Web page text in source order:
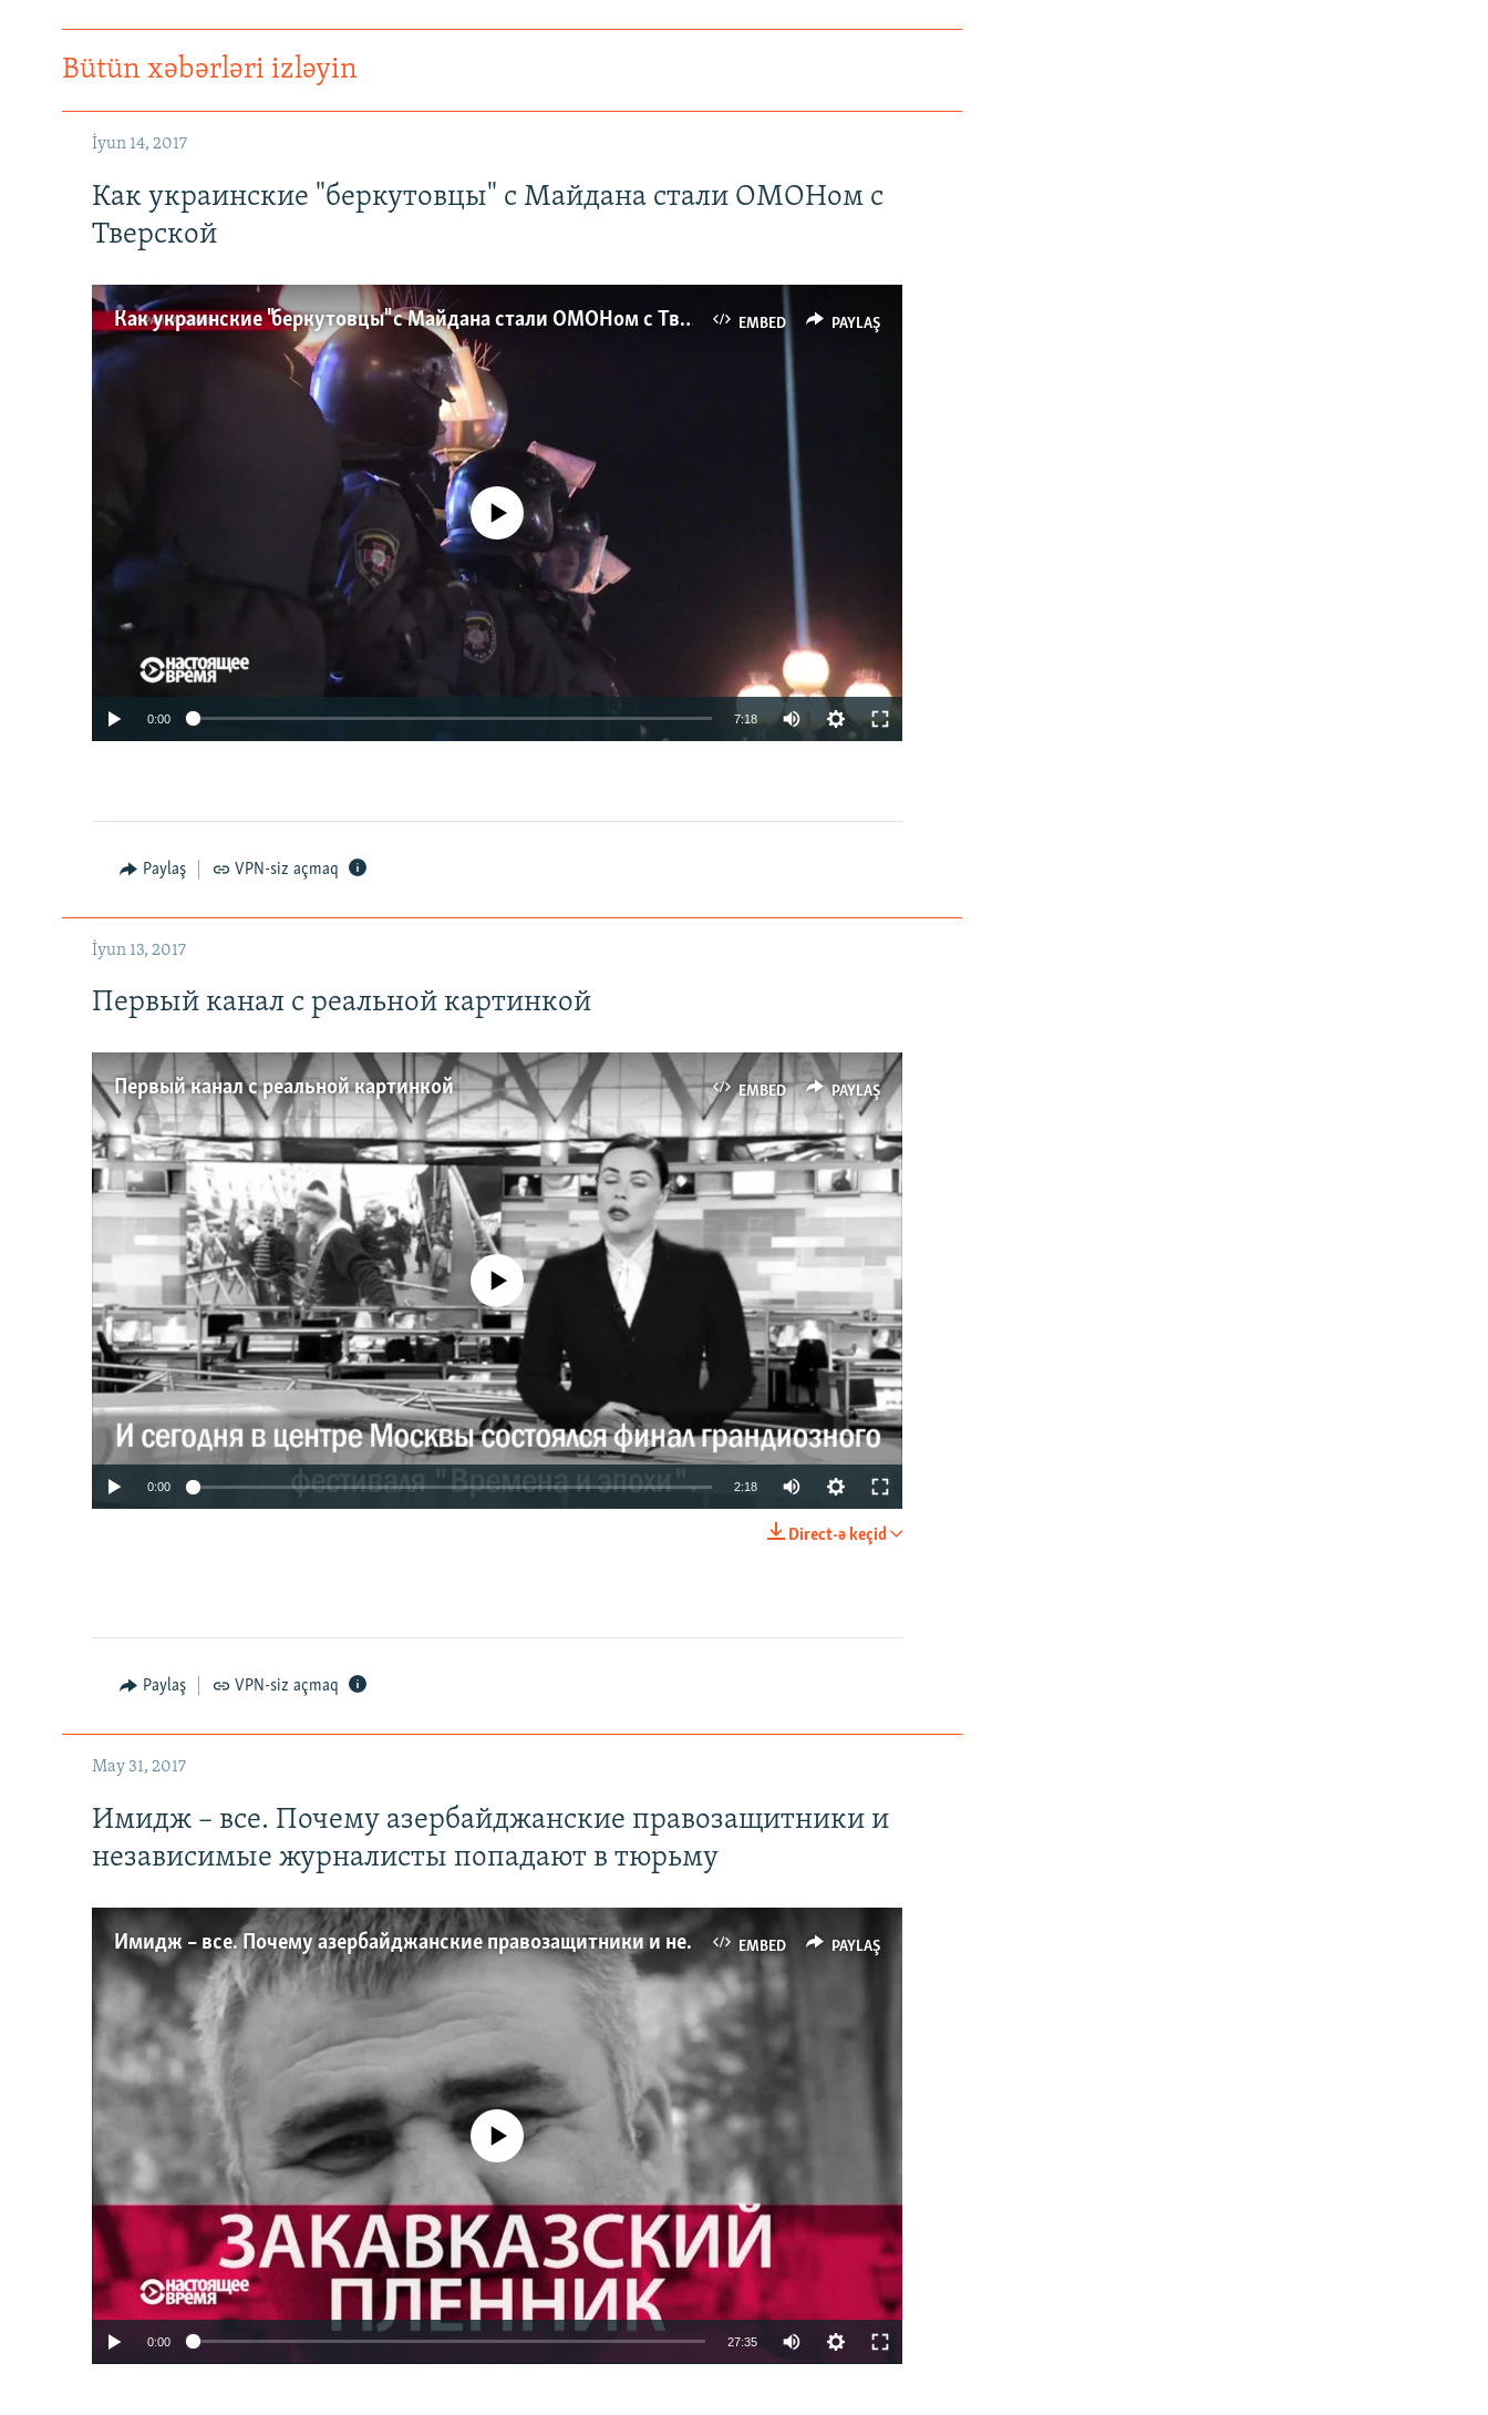
Bütün xəbərləri izləyin
İyun 14, 2017
Как украинские "беркутовцы" с Майдана стали ОМОНом с
Тверской
EMBED PAYLAŞ
Как украинские "беркутовцы" с Майдана стали ОМОНом с Тверской
No media source currently available
0:00 7:18
Paylaş VPN-siz açmaq
İyun 13, 2017
Первый канал с реальной картинкой
EMBED PAYLAŞ
Первый канал с реальной картинкой
No media source currently available
0:00 2:18
Direct-ə keçid
Paylaş VPN-siz açmaq
May 31, 2017
Имидж – все. Почему азербайджанские правозащитники и
независимые журналисты попадают в тюрьму
EMBED PAYLAŞ
Имидж – все. Почему азербайджанские правозащитники и независимые журналисты попадают в тюрьму
No media source currently available
0:00 27:35